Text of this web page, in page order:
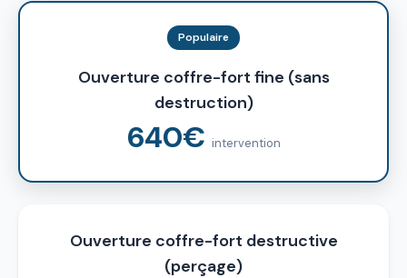
Populaire
Ouverture coffre-fort fine (sans
destruction)
640€ intervention
Ouverture coffre-fort destructive
(perçage)